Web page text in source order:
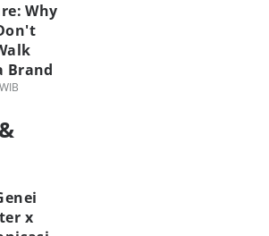
Why
Brand
x